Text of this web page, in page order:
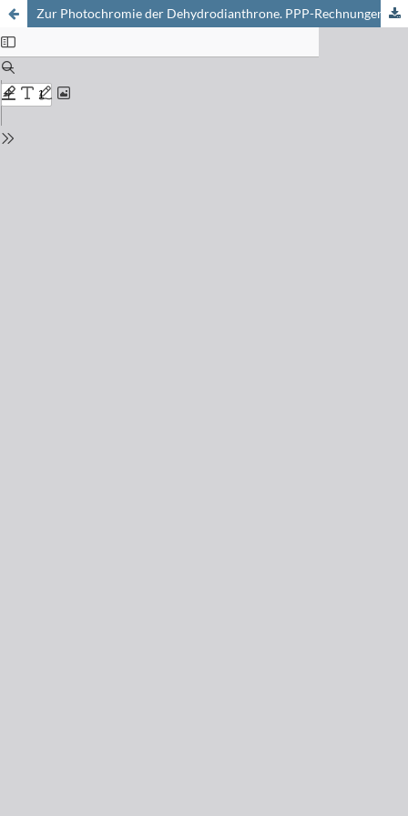
Zur Photochromie der Dehydrodianthrone. PPP-Rechnungen